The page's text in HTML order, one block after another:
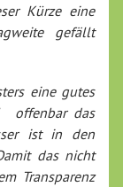
Kürze eine
gefällt
eine gutes
offenbar das
ist in den
das nicht
Transparenz